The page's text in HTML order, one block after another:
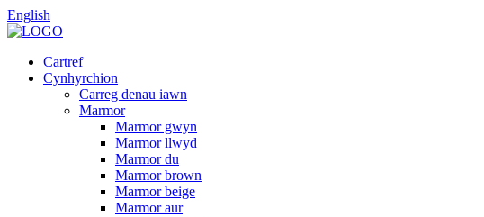
English
Cartref
Cynhyrchion
Carreg denau iawn
Marmor
Marmor gwyn
Marmor llwyd
Marmor du
Marmor brown
Marmor beige
Marmor aur